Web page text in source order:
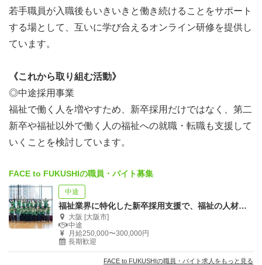
若手職員が入職後もいきいきと働き続けることをサポート
する場として、互いに学び合えるオンライン研修を提供し
ています。
《これから取り組む活動》
◎中途採用事業
福祉で働く人を増やすため、新卒採用だけではなく、第二
新卒や福祉以外で働く人の福祉への就職・転職も支援して
いくことを検討しています。
FACE to FUKUSHIの職員・バイト募集
中途
福祉業界に特化した新卒採用支援で、福祉の人材確保を行う事務局スタッフを大募集！！
大阪 [大阪市]
中途
月給250,000〜300,000円
長期歓迎
FACE to FUKUSHIの職員・バイト求人をもっと見る